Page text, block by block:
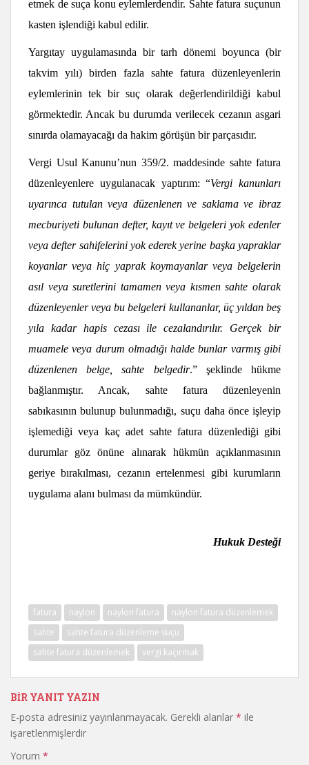
etmek de suça konu eylemlerdendir. Sahte fatura suçunun
kasten işlendiği kabul edilir.
Yargıtay uygulamasında bir tarh dönemi boyunca (bir
takvim yılı) birden fazla sahte fatura düzenleyenlerin
eylemlerinin tek bir suç olarak değerlendirildiği kabul
görmektedir. Ancak bu durumda verilecek cezanın asgari
sınırda olamayacağı da hakim görüşün bir parçasıdır.
Vergi Usul Kanunu’nun 359/2. maddesinde sahte fatura
düzenleyenlere uygulanacak yaptırım: “Vergi kanunları
uyarınca tutulan veya düzenlenen ve saklama ve ibraz
mecburiyeti bulunan defter, kayıt ve belgeleri yok edenler
veya defter sahifelerini yok ederek yerine başka yapraklar
koyanlar veya hiç yaprak koymayanlar veya belgelerin
asıl veya suretlerini tamamen veya kısmen sahte olarak
düzenleyenler veya bu belgeleri kullananlar, üç yıldan beş
yıla kadar hapis cezası ile cezalandırılır. Gerçek bir
muamele veya durum olmadığı halde bunlar varmış gibi
düzenlenen belge, sahte belgedir.” şeklinde hükme
bağlanmıştır. Ancak, sahte fatura düzenleyenin
sabıkasının bulunup bulunmadığı, suçu daha önce işleyip
işlemediği veya kaç adet sahte fatura düzenlediği gibi
durumlar göz önüne alınarak hükmün açıklanmasının
geriye bırakılması, cezanın ertelenmesi gibi kurumların
uygulama alanı bulması da mümkündür.
Hukuk Desteği
fatura naylon naylon fatura
naylon fatura düzenlemek
sahte
sahte fatura düzenleme suçu
sahte fatura düzenlemek
vergi kaçırmak
BIR YANIT YAZIN
E-posta adresiniz yayınlanmayacak. Gerekli alanlar * ile
işaretlenmişlerdir
Yorum *